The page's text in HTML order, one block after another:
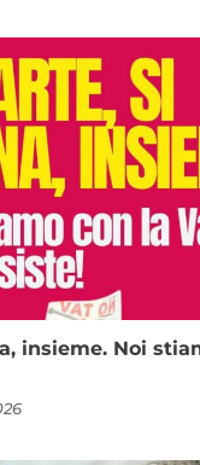
insieme. Noi